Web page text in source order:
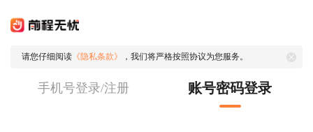
请您仔细阅读 《隐私条款》 ，我们将严格按照协议为您服务。
手机号登录/注册 账号密码登录